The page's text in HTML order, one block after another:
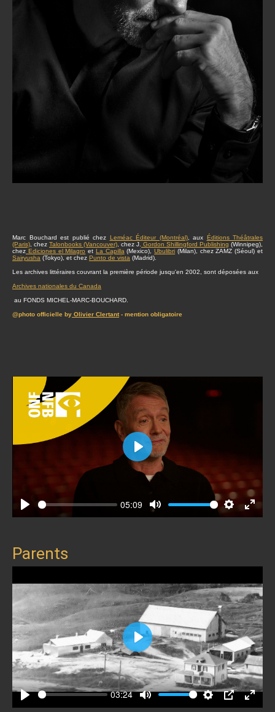
Marc Bouchard est publié chez Leméac Éditeur (Montréal), aux Éditions Théâtrales
(Paris) , chez Talonbooks (Vancouver) , chez J. Gordon Shillingford Publishing (Winnipeg),
chez Ediciones el Milagro et La Capilla (Mexico),Ubulibri (Milan), chez ZAMZ (Séoul) et
Sairyusha (Tokyo), et chez Punto de vista (Madrid).
Les archives littéraires couvrant la première période jusqu'en 2002, sont déposées aux
Archives nationales du Canada
au FONDS MICHEL-MARC-BOUCHARD.
@photo officielle by Olivier Clertant- mention obligatoire
Play
05:09
Mute SettingsEnter
Play
Parents
Play
03:24
Mute SettingsPIP
Enter
Play